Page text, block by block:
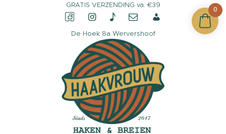
GRATIS VERZENDING va. €39
De Hoek 8a Wervershoof
CONTACT &
OPENINGSTIJDEN
OVER HAAKVROUW
MIJN ACCOUNT
0